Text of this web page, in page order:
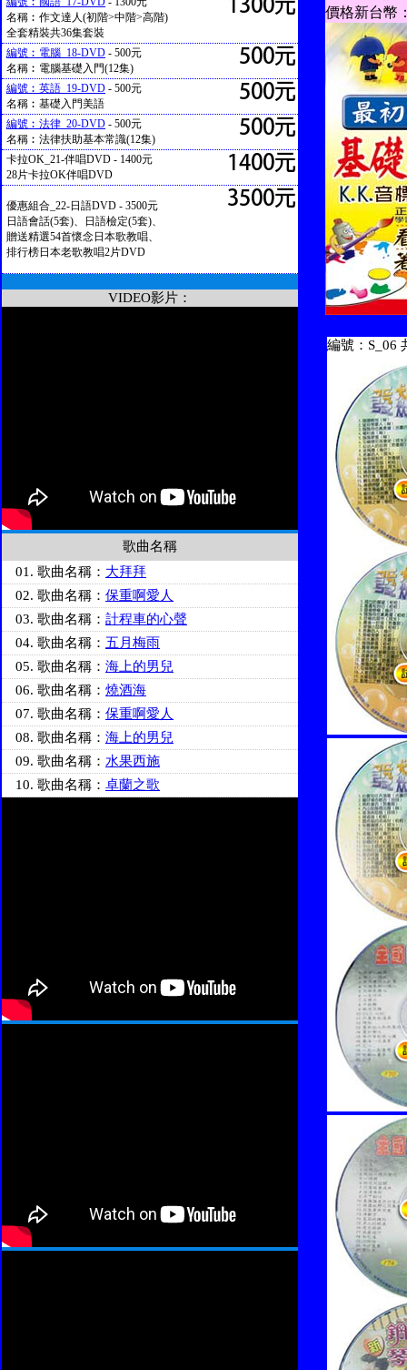
名稱︰作文達人(初階>中階>高階)
全套精裝共36集套裝
編號︰電腦_18-DVD - 500元
名稱︰電腦基礎入門(12集)
編號︰英語_19-DVD - 500元
名稱︰基礎入門美語
編號︰法律_20-DVD - 500元
名稱︰法律扶助基本常識(12集)
卡拉OK_21-伴唱DVD - 1400元
28片卡拉OK伴唱DVD
優惠組合_22-日語DVD - 3500元
日語會話(5套)、日語檢定(5套)、
贈送精選54首懷念日本歌教唱、
排行榜日本老歌教唱2片DVD
VIDEO影片：
歌曲名稱
01. 歌曲名稱： 大拜拜
02. 歌曲名稱： 保重啊愛人
03. 歌曲名稱： 計程車的心聲
04. 歌曲名稱： 五月梅雨
05. 歌曲名稱： 海上的男兒
06. 歌曲名稱： 燒酒海
07. 歌曲名稱： 保重啊愛人
08. 歌曲名稱： 海上的男兒
09. 歌曲名稱： 水果西施
10. 歌曲名稱： 卓蘭之歌
價格新台幣
編號：S_06